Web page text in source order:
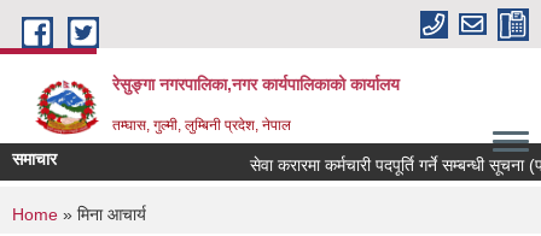
Skip to main content
रेसुङ्गा नगरपालिका,नगर कार्यपालिकाको कार्यालय
तम्घास, गुल्मी, लुम्बिनी प्रदेश, नेपाल
समाचार सेवा करारमा कर्मचारी पदपूर्ति गर्ने सम्बन्धी सूचना
You are here
Home » मिना आचार्य